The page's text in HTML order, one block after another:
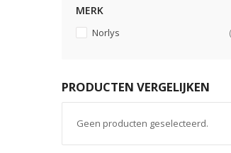
MERK
Norlys
PRODUCTEN VERGELIJKEN
Geen producten geselecteerd.